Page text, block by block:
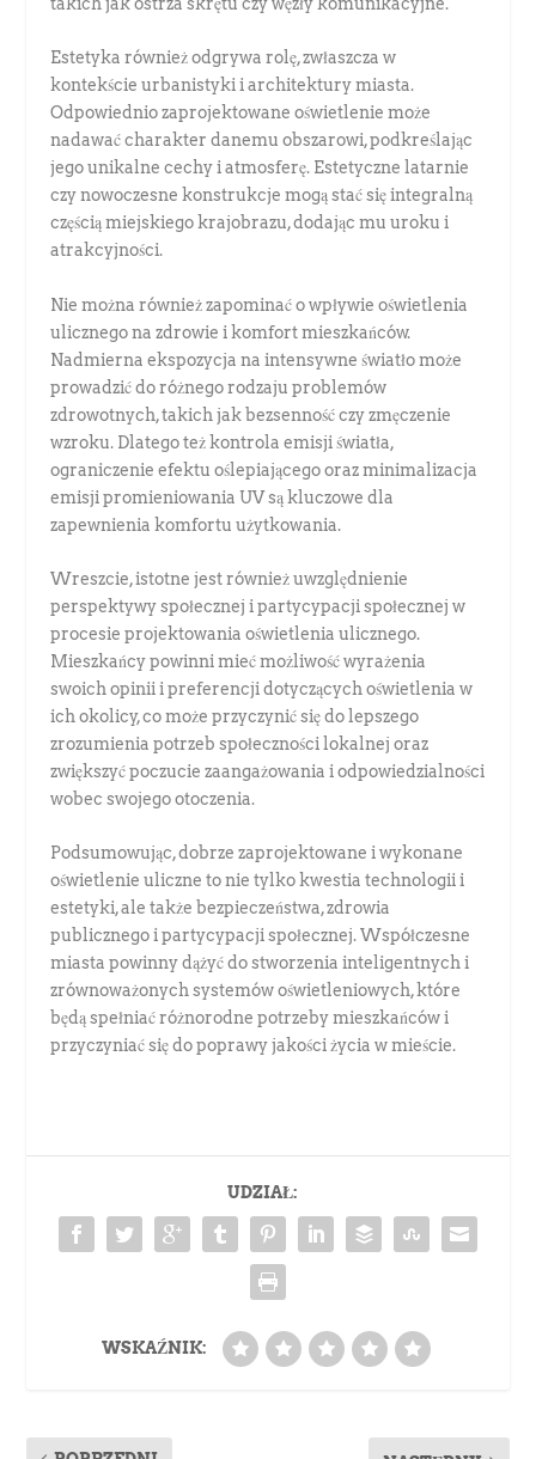
Estetyka również odgrywa rolę, zwłaszcza w
kontekście urbanistyki i architektury miasta.
Odpowiednio zaprojektowane oświetlenie może
nadawać charakter danemu obszarowi, podkreślając
jego unikalne cechy i atmosferę. Estetyczne latarnie
czy nowoczesne konstrukcje mogą stać się integralną
częścią miejskiego krajobrazu, dodając mu uroku i
atrakcyjności.
Nie można również zapominać o wpływie oświetlenia
ulicznego na zdrowie i komfort mieszkańców.
Nadmierna ekspozycja na intensywne światło może
prowadzić do różnego rodzaju problemów
zdrowotnych, takich jak bezsenność czy zmęczenie
wzroku. Dlatego też kontrola emisji światła,
ograniczenie efektu oślepiającego oraz minimalizacja
emisji promieniowania UV są kluczowe dla
zapewnienia komfortu użytkowania.
Wreszcie, istotne jest również uwzględnienie
perspektywy społecznej i partycypacji społecznej w
procesie projektowania oświetlenia ulicznego.
Mieszkańcy powinni mieć możliwość wyrażenia
swoich opinii i preferencji dotyczących oświetlenia w
ich okolicy, co może przyczynić się do lepszego
zrozumienia potrzeb społeczności lokalnej oraz
zwiększyć poczucie zaangażowania i odpowiedzialności
wobec swojego otoczenia.
Podsumowując, dobrze zaprojektowane i wykonane
oświetlenie uliczne to nie tylko kwestia technologii i
estetyki, ale także bezpieczeństwa, zdrowia
publicznego i partycypacji społecznej. Współczesne
miasta powinny dążyć do stworzenia inteligentnych i
zrównoważonych systemów oświetleniowych, które
będą spełniać różnorodne potrzeby mieszkańców i
przyczyniać się do poprawy jakości życia w mieście.
UDZIAŁ:
WSKAŹNIK: